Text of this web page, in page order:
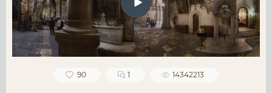
90 1 14342213